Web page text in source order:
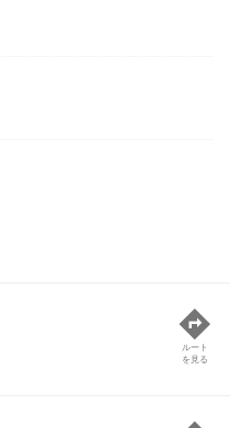
ルート
を見る